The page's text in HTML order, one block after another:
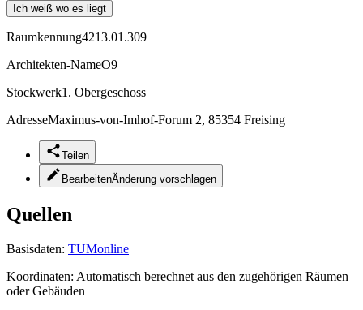
Ich weiß wo es liegt
Raumkennung4213.01.309
Architekten-NameO9
Stockwerk1. Obergeschoss
AdresseMaximus-von-Imhof-Forum 2, 85354 Freising
Teilen
BearbeitenÄnderung vorschlagen
Quellen
Basisdaten: TUMonline
Koordinaten: Automatisch berechnet aus den zugehörigen Räumen
oder Gebäuden